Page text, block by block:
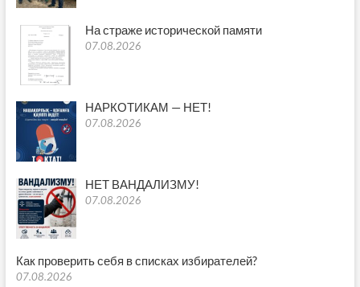
На страже исторической памяти
07.08.2026
НАРКОТИКАМ — НЕТ!
07.08.2026
НЕТ ВАНДАЛИЗМУ!
07.08.2026
Как проверить себя в списках избирателей?
07.08.2026